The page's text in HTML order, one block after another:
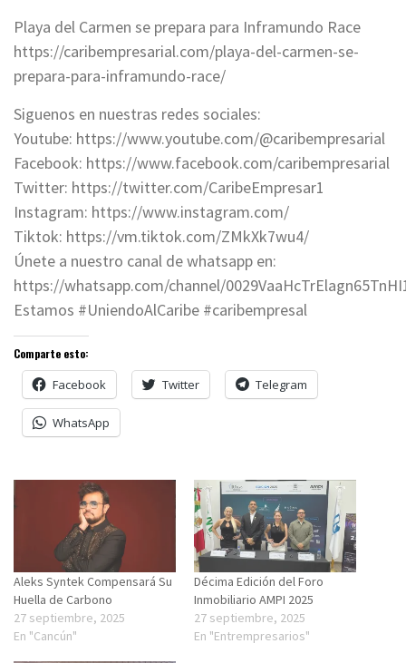
Playa del Carmen se prepara para Inframundo Race
https://caribempresarial.com/playa-del-carmen-se-
prepara-para-inframundo-race/
Siguenos en nuestras redes sociales:
Youtube: https://www.youtube.com/@caribempresarial
Facebook: https://www.facebook.com/caribempresarial
Twitter: https://twitter.com/CaribeEmpresar1
Instagram: https://www.instagram.com/
Tiktok: https://vm.tiktok.com/ZMkXk7wu4/
Únete a nuestro canal de whatsapp en:
https://whatsapp.com/channel/
Estamos #UniendoAlCaribe #caribempresal
Comparte esto:
Facebook Twitter Telegram
WhatsApp
Aleks Syntek Compensará Su
Huella de Carbono
27 septiembre, 2025
En "Cancún"
Décima Edición del Foro
Inmobiliario AMPI 2025
27 septiembre, 2025
En "Entrempresarios"